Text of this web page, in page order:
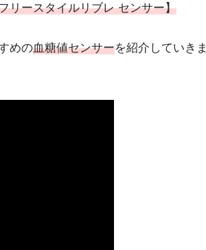
リースタイルリブレ センサー】
めの血糖値センサーを紹介していきま